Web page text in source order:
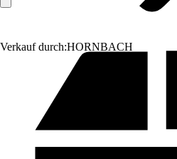
Verkauf durch:HORNBACH